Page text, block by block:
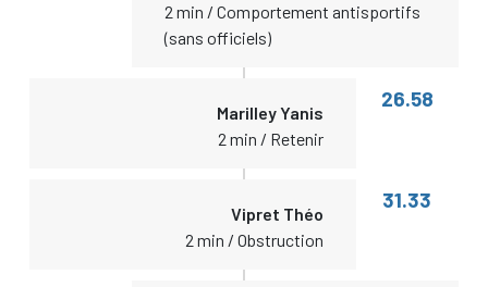
2 min / Comportement antisportifs
(sans officiels)
Marilley Yanis
2 min / Retenir
26.58
Vipret Théo
2 min / Obstruction
31.33